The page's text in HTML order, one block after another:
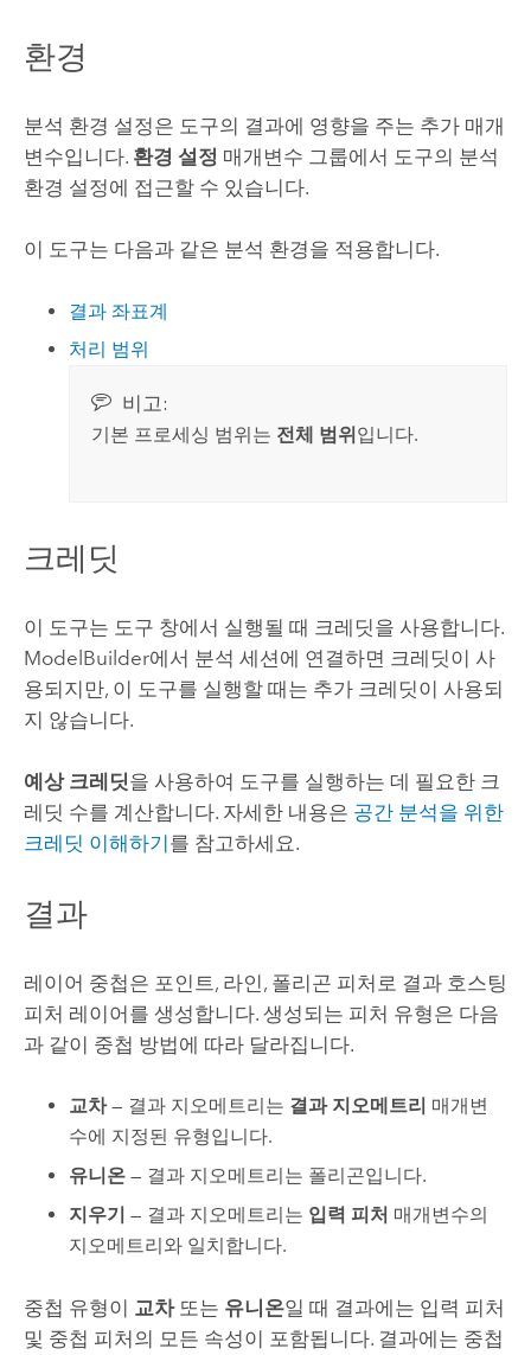
환경
분석 환경 설정은 도구의 결과에 영향을 주는 추가 매개
변수입니다. 환경 설정 매개변수 그룹에서 도구의 분석
환경 설정에 접근할 수 있습니다.
이 도구는 다음과 같은 분석 환경을 적용합니다.
결과 좌표계
처리 범위
비고:
기본 프로세싱 범위는 전체 범위입니다.
크레딧
이 도구는 도구 창에서 실행될 때 크레딧을 사용합니다.
ModelBuilder에서 분석 세션에 연결하면 크레딧이 사
용되지만, 이 도구를 실행할 때는 추가 크레딧이 사용되
지 않습니다.
예상 크레딧을 사용하여 도구를 실행하는 데 필요한 크
레딧 수를 계산합니다. 자세한 내용은 공간 분석을 위한
크레딧 이해하기 를 참고하세요.
결과
레이어 중첩은 포인트, 라인, 폴리곤 피처로 결과 호스팅
피처 레이어를 생성합니다. 생성되는 피처 유형은 다음
과 같이 중첩 방법에 따라 달라집니다.
교차— 결과 지오메트리는 결과 지오메트리 매개변
수에 지정된 유형입니다.
유니온 — 결과 지오메트리는 폴리곤입니다.
지우기 — 결과 지오메트리는 입력 피처 매개변수의
지오메트리와 일치합니다.
중첩 유형이 교차또는 유니온일 때 결과에는 입력 피처
및 중첩 피처의 모든 속성이 포함됩니다. 결과에는 중첩